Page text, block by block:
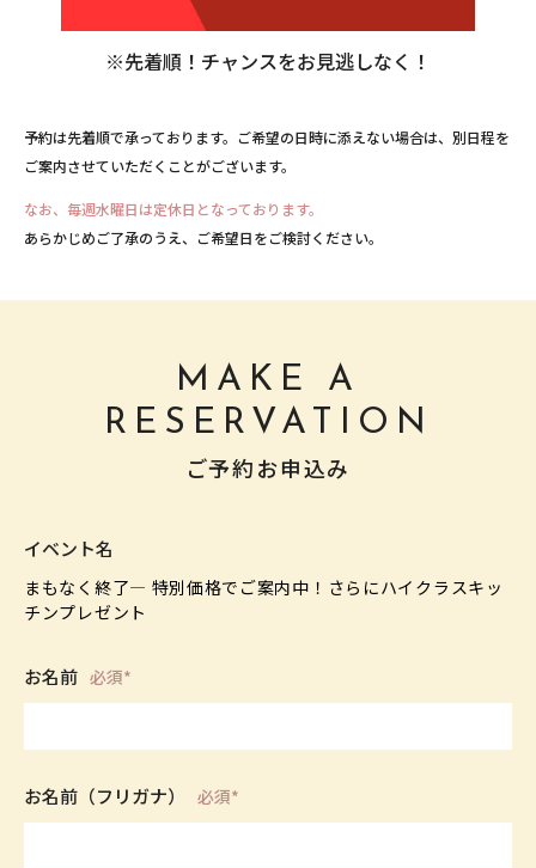
※先着順！チャンスをお見逃しなく！
予約は先着順で承っております。ご希望の日時に添えない場合は、別日程を
ご案内させていただくことがございます。
なお、毎週水曜日は定休日となっております。
あらかじめご了承のうえ、ご希望日をご検討ください。
MAKE A
RESERVATION
ご予約お申込み
イベント名
お名前 必須*
お名前（フリガナ） 必須*